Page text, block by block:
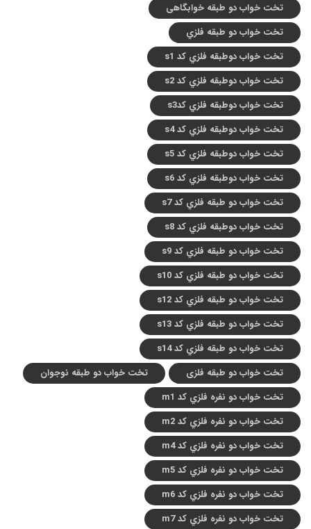
تخت خواب دو طبقه خوابگاهی
تخت خواب دو طبقه فلزي
تخت خواب دوطبقه فلزي کد s1
تخت خواب دوطبقه فلزي کد s2
تخت خواب دوطبقه فلزي کدs3
تخت خواب دوطبقه فلزي کد s4
تخت خواب دوطبقه فلزي کد s5
تخت خواب دوطبقه فلزي کد s6
تخت خواب دو طبقه فلزي کد s7
تخت خواب دوطبقه فلزي کد s8
تخت خواب دو طبقه فلزي کد s9
تخت خواب دو طبقه فلزي کد s10
تخت خواب دو طبقه فلزي کد s12
تخت خواب دو طبقه فلزي کد s13
تخت خواب دو طبقه فلزي کد s14
تخت خواب دو طبقه فلزی
تخت خواب دو طبقه نوجوان
تخت خواب دو نفره فلزي کد m1
تخت خواب دو نفره فلزي کد m2
تخت خواب دو نفره فلزي کد m4
تخت خواب دو نفره فلزي کد m5
تخت خواب دو نفره فلزي کد m6
تخت خواب دو نفره فلزي کد m7